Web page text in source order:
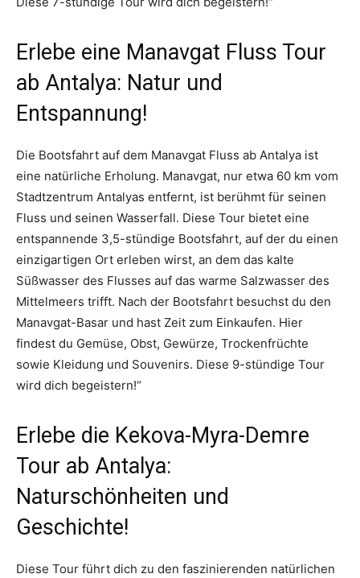
Erlebe eine Manavgat Fluss Tour
ab Antalya: Natur und
Entspannung!
Die Bootsfahrt auf dem Manavgat Fluss ab Antalya ist
eine natürliche Erholung. Manavgat, nur etwa 60 km vom
Stadtzentrum Antalyas entfernt, ist berühmt für seinen
Fluss und seinen Wasserfall. Diese Tour bietet eine
entspannende 3,5-stündige Bootsfahrt, auf der du einen
einzigartigen Ort erleben wirst, an dem das kalte
Süßwasser des Flusses auf das warme Salzwasser des
Mittelmeers trifft. Nach der Bootsfahrt besuchst du den
Manavgat-Basar und hast Zeit zum Einkaufen. Hier
findest du Gemüse, Obst, Gewürze, Trockenfrüchte
sowie Kleidung und Souvenirs. Diese 9-stündige Tour
wird dich begeistern!“
Erlebe die Kekova-Myra-Demre
Tour ab Antalya:
Naturschönheiten und
Geschichte!
Diese Tour führt dich zu den faszinierenden natürlichen